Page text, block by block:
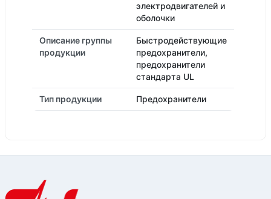
электродвигателей и
оболочки
Описание группы
продукции
Быстродействующие
предохранители,
предохранители
стандарта UL
Тип продукции Предохранители